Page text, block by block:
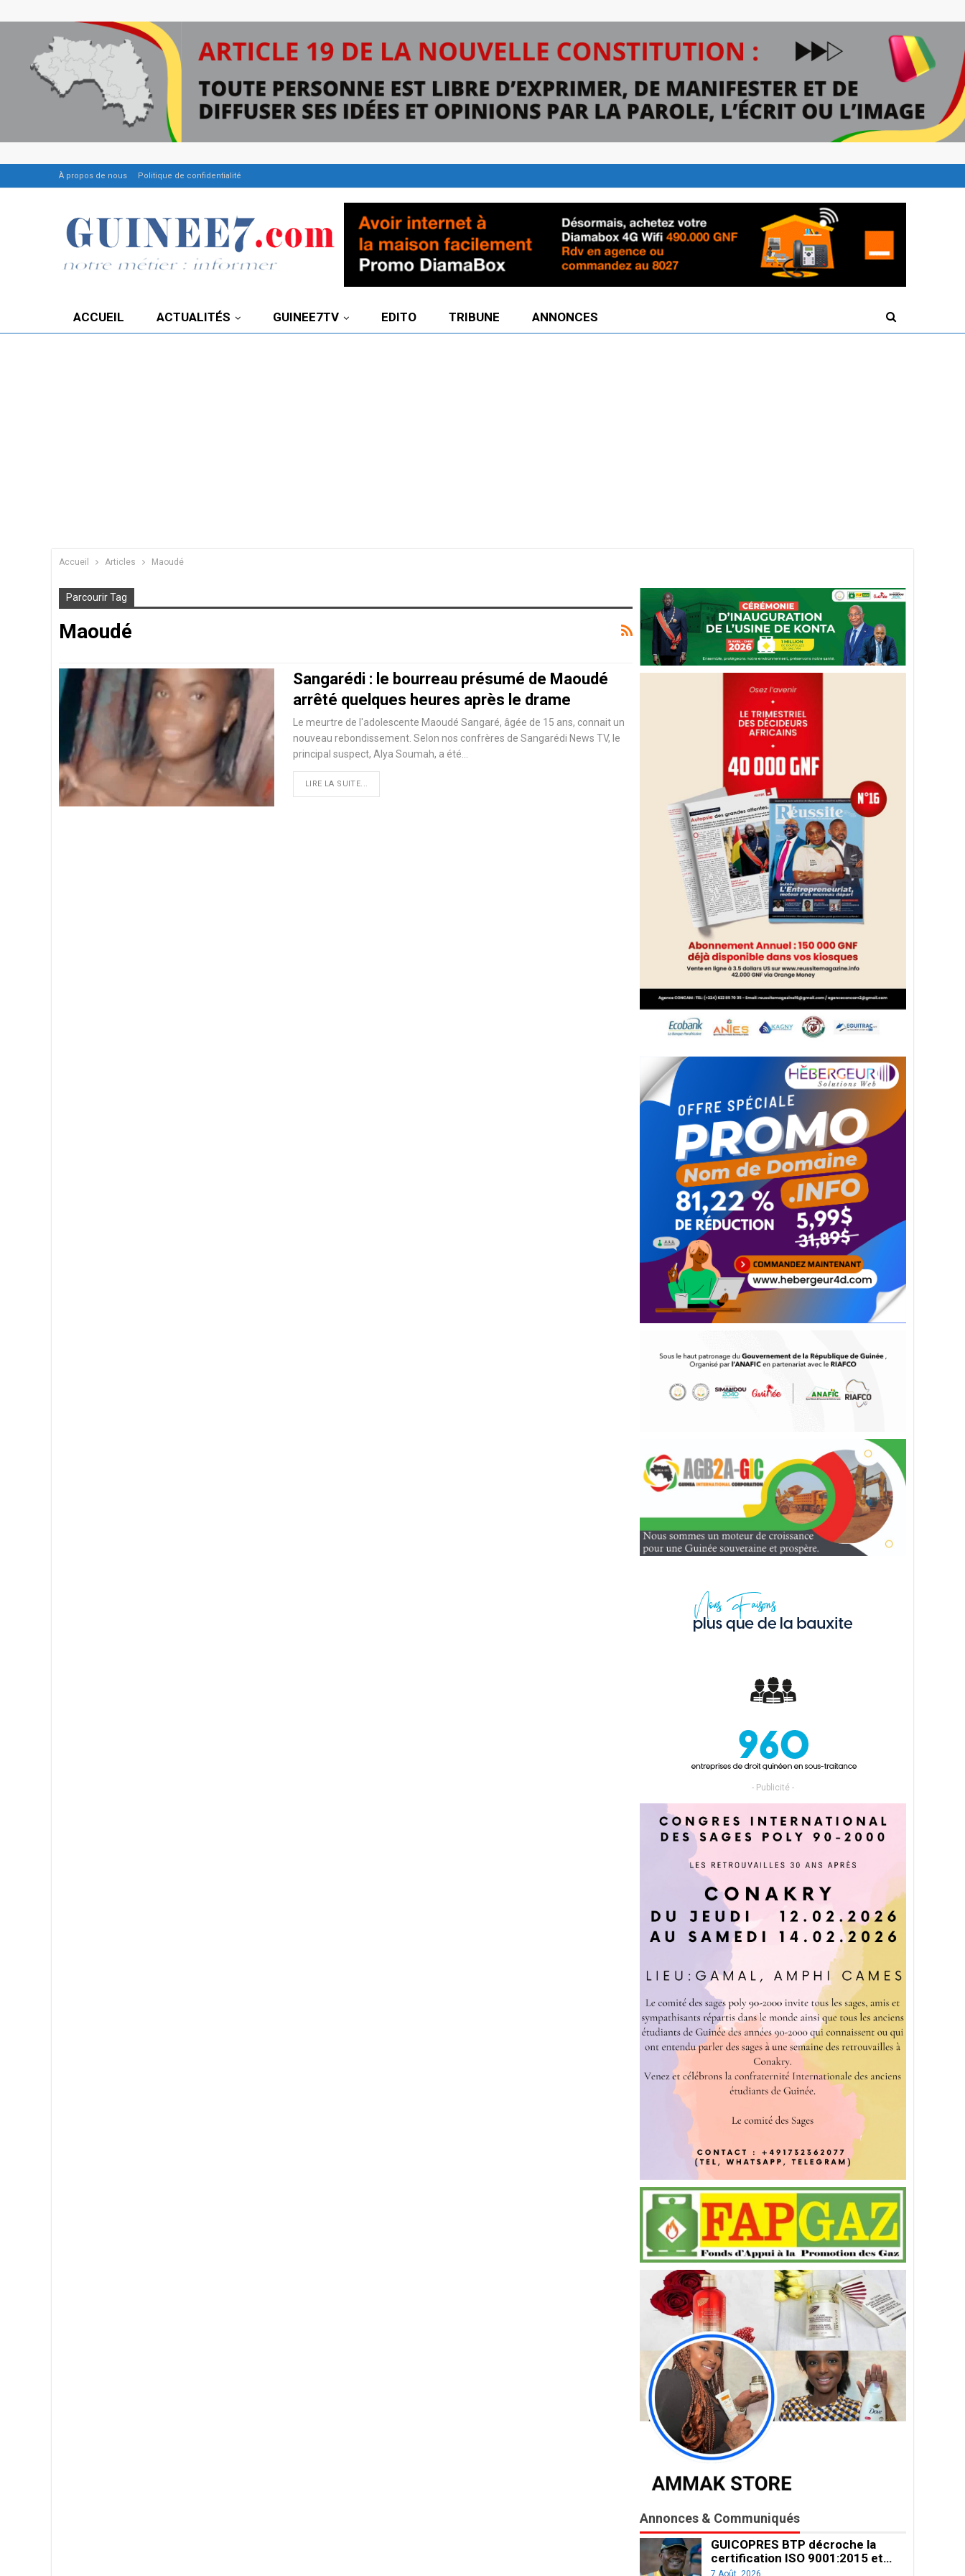
À propos de nous Politique de confidentialité
ACCUEIL ACTUALITÉS GUINEE7TV EDITO TRIBUNE ANNONCES
Accueil Articles Maoudé
Parcourir Tag
Maoudé
Sangarédi : le bourreau présumé de Maoudé
arrêté quelques heures après le drame
Le meurtre de l'adolescente Maoudé Sangaré, âgée de 15 ans, connait un
nouveau rebondissement. Selon nos confrères de Sangarédi News TV, le
principal suspect, Alya Soumah, a été…
LIRE LA SUITE...
- Publicité -
Annonces & Communiqués
GUICOPRES BTP décroche la
certification ISO 9001:2015 et…